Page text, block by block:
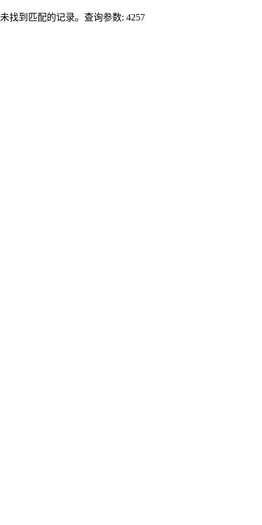
未找到匹配的记录。查询参数: 4257